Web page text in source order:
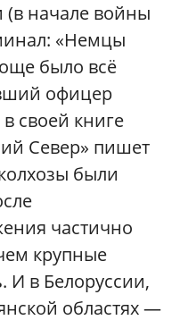
(в начале войны
«Немцы
было всё
офицер
своей книге
Север» пишет
были
частично
крупные
И в Белоруссии,
областях —